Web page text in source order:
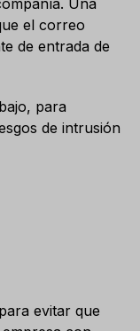
el correo
de entrada de
para
de intrusión
evitar que